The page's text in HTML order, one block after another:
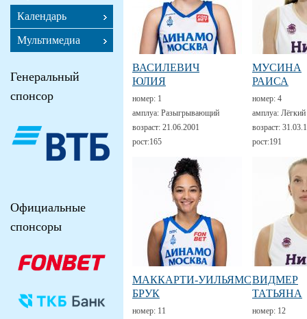
ВАСИЛЕВИЧ
ЮЛИЯ
номер: 1
амплуа: Разыгрывающий
возраст: 21.06.2001
рост:165
МУСИНА
РАИСА
номер: 4
амплуа:
возраст:
рост:191
МАККАРТИ-УИЛЬЯМС
БРУК
номер: 11
ВИДМЕР
ТАТЬЯНА
номер: 12
Календарь
Мультимедиа
Генеральный
спонсор
Официальные
спонсоры